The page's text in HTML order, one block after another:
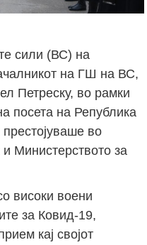
сили (ВС) на
на ГШ на ВС,
Петреску, во рамки
посета на Република
во
Министерството за
високи воени
за Ковид-19,
кај својот